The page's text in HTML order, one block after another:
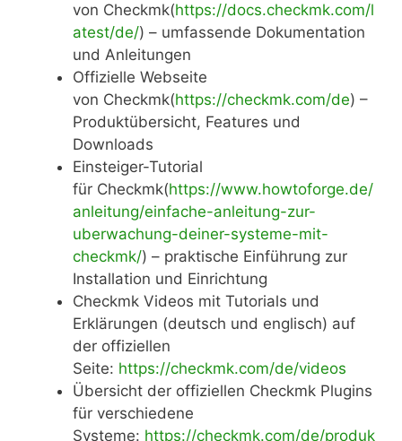
von Checkmk(https://docs.checkmk.com/l
atest/de/) – umfassende Dokumentation
und Anleitungen
Offizielle Webseite
von Checkmk(https://checkmk.com/de) –
Produktübersicht, Features und
Downloads
Einsteiger-Tutorial
für Checkmk(https://www.howtoforge.de/
anleitung/einfache-anleitung-zur-
uberwachung-deiner-systeme-mit-
checkmk/) – praktische Einführung zur
Installation und Einrichtung
Checkmk Videos mit Tutorials und
Erklärungen (deutsch und englisch) auf
der offiziellen
Seite: https://checkmk.com/de/videos
Übersicht der offiziellen Checkmk Plugins
für verschiedene
Systeme: https://checkmk.com/de/produk